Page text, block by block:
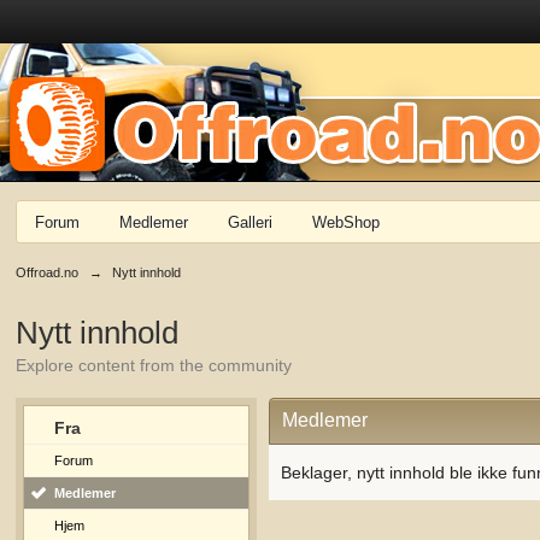
Forum Medlemer Galleri WebShop
Offroad.no → Nytt innhold
Nytt innhold
Explore content from the community
Fra
Forum
Medlemer
Hjem
Medlemer
Beklager, nytt innhold ble ikke